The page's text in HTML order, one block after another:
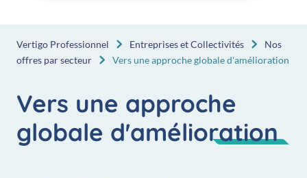
Vertigo Professionnel Entreprises et Collectivités
Nos
offres par secteur
Vers une approche globale d'amélioration
Vers une approche
globale d'amélioration